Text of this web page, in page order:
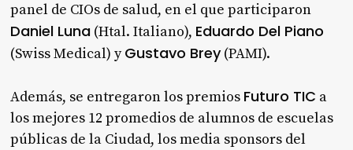
panel de CIOs de salud, en el que participaron
Daniel Luna (Htal. Italiano), Eduardo Del Piano
(Swiss Medical) yGustavo Brey(PAMI).
Además, se entregaron los premios Futuro TIC a
los mejores 12 promedios de alumnos de escuelas
públicas de la Ciudad, los media sponsors del